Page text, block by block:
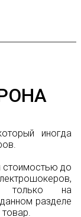
иногда
стоимостью до
только на
разделе
товар.